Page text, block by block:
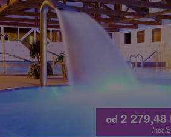
od 2 279,48
/noc/